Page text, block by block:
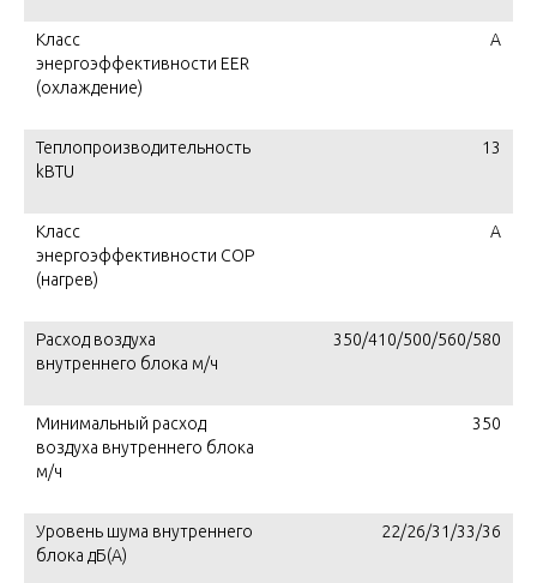
Класс
энергоэффективности EER
(охлаждение)
А
Теплопроизводительность
kBTU
13
Класс
энергоэффективности COP
(нагрев)
А
Расход воздуха
внутреннего блока м/ч
350/410/500/560/580
Минимальный расход
воздуха внутреннего блока
м/ч
350
Уровень шума внутреннего
блока дБ(А)
22/26/31/33/36